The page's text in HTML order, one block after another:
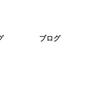
ブログ